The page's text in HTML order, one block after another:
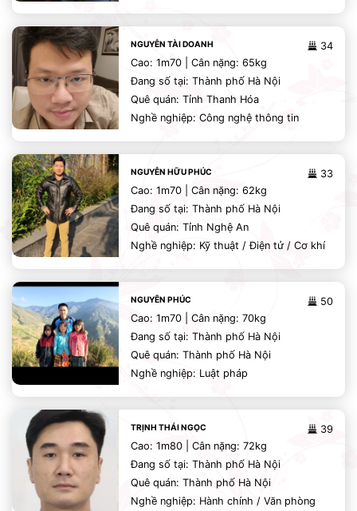
34
NGUYỄN TÀI DOANH
Cao: 1m70 | Cân nặng: 65kg
Đang số tại: Thành phố Hà Nội
Quê quán: Tỉnh Thanh Hóa
Nghề nghiệp: Công nghệ thông tin
33
NGUYỄN HỮU PHÚC
Cao: 1m70 | Cân nặng: 62kg
Đang số tại: Thành phố Hà Nội
Quê quán: Tỉnh Nghệ An
Nghề nghiệp: Kỹ thuật / Điện tử / Cơ khí
50
NGUYÊN PHÚC
Cao: 1m70 | Cân nặng: 70kg
Đang số tại: Thành phố Hà Nội
Quê quán: Thành phố Hà Nội
Nghề nghiệp: Luật pháp
39
TRỊNH THÁI NGỌC
Cao: 1m80 | Cân nặng: 72kg
Đang số tại: Thành phố Hà Nội
Quê quán: Thành phố Hà Nội
Nghề nghiệp: Hành chính / Văn phòng